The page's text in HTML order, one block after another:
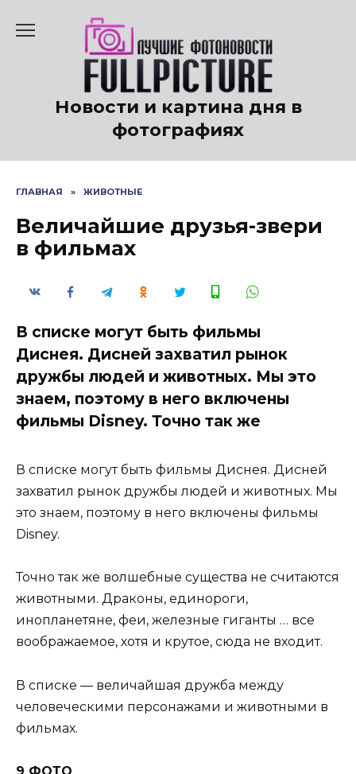
содержанию
Новости и картина дня в
фотографиях
ГЛАВНАЯ » ЖИВОТНЫЕ
Величайшие друзья-звери
в фильмах
В списке могут быть фильмы
Диснея. Дисней захватил рынок
дружбы людей и животных. Мы это
знаем, поэтому в него включены
фильмы Disney. Точно так же
В списке могут быть фильмы Диснея. Дисней
захватил рынок дружбы людей и животных. Мы
это знаем, поэтому в него включены фильмы
Disney.
Точно так же волшебные существа не считаются
животными. Драконы, единороги,
инопланетяне, феи, железные гиганты … все
воображаемое, хотя и крутое, сюда не входит.
В списке — величайшая дружба между
человеческими персонажами и животными в
фильмах.
9 ФОТО